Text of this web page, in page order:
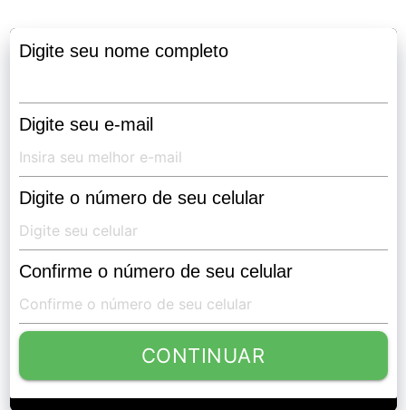
Digite seu nome completo
Digite seu e-mail
Digite o número de seu celular
Confirme o número de seu celular
CONTINUAR